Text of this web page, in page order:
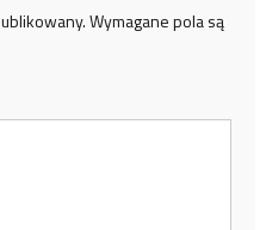
Wymagane pola są